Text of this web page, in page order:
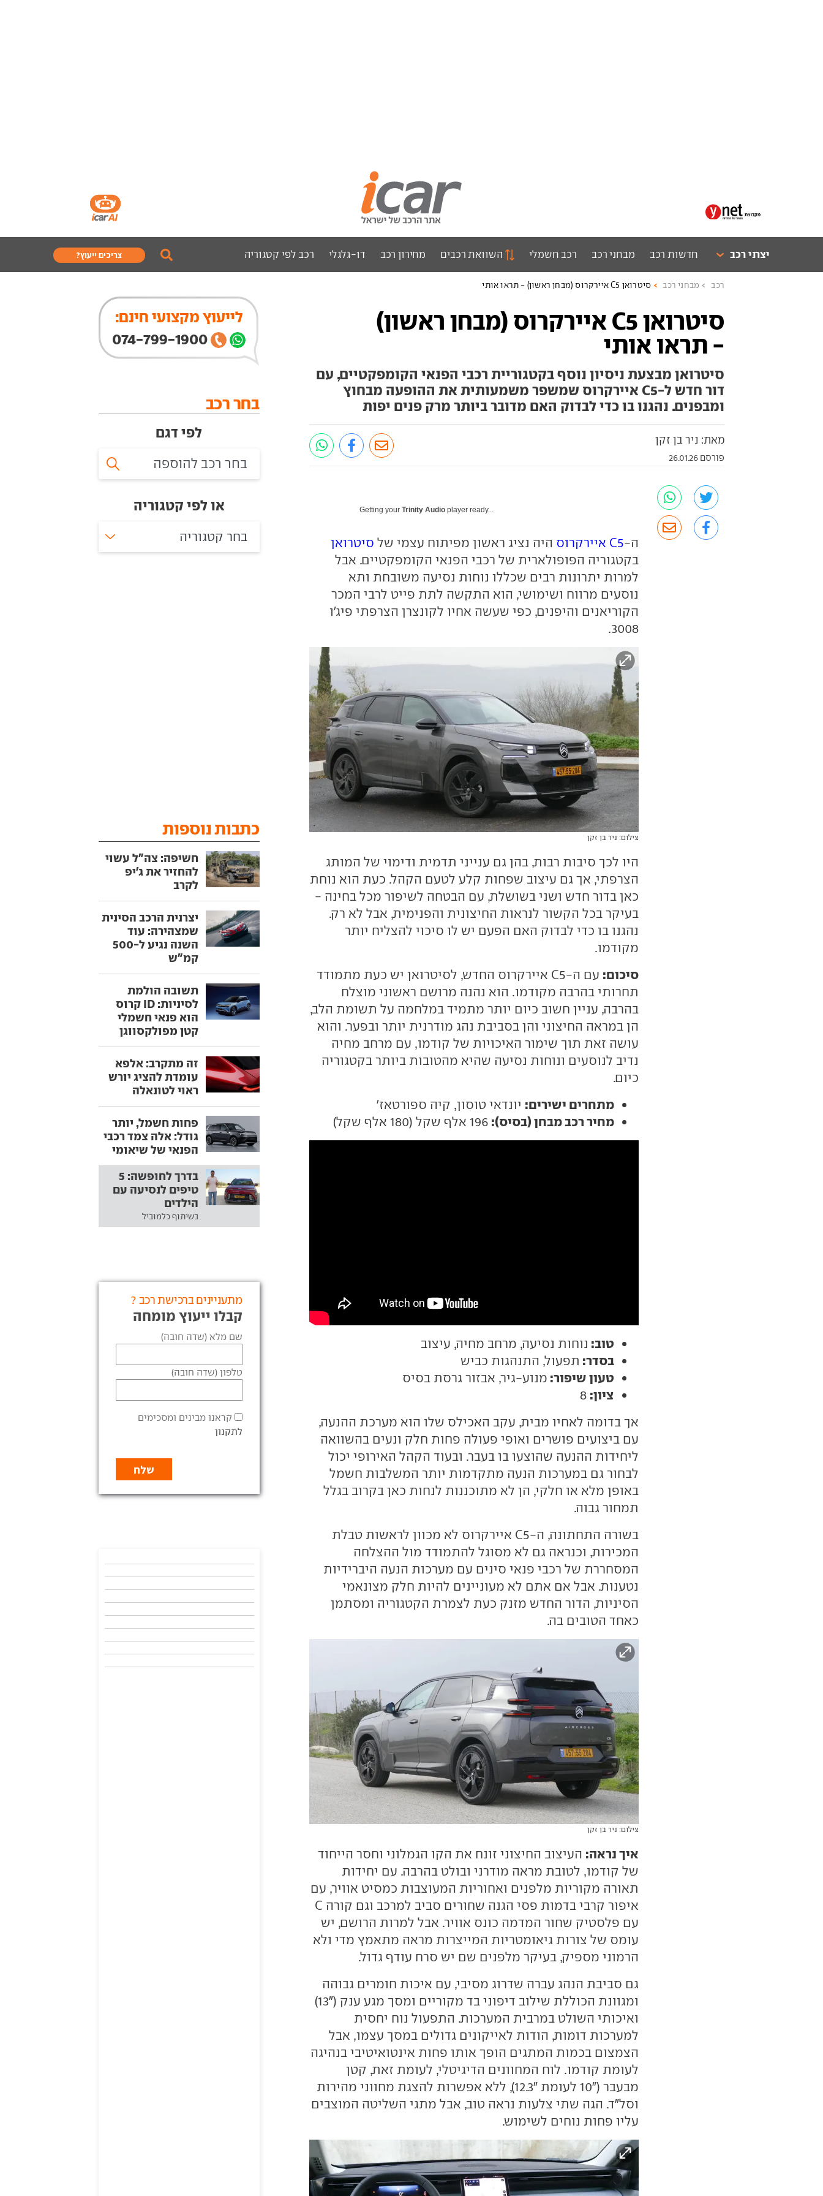
יצרני רכב חדשות רכב מבחני רכב רכב חשמלי השוואת רכבים מחירון רכב דו-גלגלי רכב לפי קטגוריה צריכים ייעוץ?
רכב מבחני רכב סיטרואן C5 איירקרוס (מבחן ראשון) - תראו אותי
סיטרואן C5 איירקרוס (מבחן ראשון)
- תראו אותי
סיטרואן מבצעת ניסיון נוסף בקטגוריית רכבי הפנאי הקומפקטיים, עם
דור חדש ל-C5 איירקרוס שמשפר משמעותית את ההופעה מבחוץ
ומבפנים. נהגנו בו כדי לבדוק האם מדובר ביותר מרק פנים יפות
מאת: ניר בן זקן
פורסם 26.01.26
Getting yourTrinity Audio player ready...
ה-C5 איירקרוס היה נציג ראשון מפיתוח עצמי של סיטרואן
בקטגוריה הפופולארית של רכבי הפנאי הקומפקטיים. אבל
למרות יתרונות רבים שכללו נוחות נסיעה משובחת ותא
נוסעים מרווח ושימושי, הוא התקשה לתת פייט לרבי המכר
הקוריאנים והיפנים, כפי שעשה אחיו לקונצרן הצרפתי פיג'ו
3008.
צילום: ניר בן זקן
היו לכך סיבות רבות, בהן גם ענייני תדמית ודימוי של המותג
הצרפתי, אך גם עיצוב שפחות קלע לטעם הקהל. כעת הוא נוחת
כאן בדור חדש ושני בשושלת, עם הבטחה לשיפור מכל בחינה -
בעיקר בכל הקשור לנראות החיצונית והפנימית, אבל לא רק.
נהגנו בו כדי לבדוק האם הפעם יש לו סיכוי להצליח יותר
מקודמו.
סיכום:
עם ה-C5 איירקרוס החדש, לסיטרואן יש כעת מתמודד
תחרותי בהרבה מקודמו. הוא נהנה מרושם ראשוני מוצלח
בהרבה, עניין חשוב כיום יותר מתמיד במלחמה על תשומת הלב,
הן במראה החיצוני והן בסביבת נהג מודרנית יותר ובפער. והוא
עושה זאת תוך שימור האיכויות של קודמו, עם מרחב מחיה
נדיב לנוסעים ונוחות נסיעה שהיא מהטובות ביותר בקטגוריה
כיום.
מתחרים ישירים: יונדאי טוסון, קיה ספורטאז'
מחיר רכב מבחן (בסיס):
טוב: נוחות נסיעה, מרחב מחיה, עיצוב
בסדר: תפעול, התנהגות כביש
טעון שיפור: מנוע-גיר, אבזור גרסת בסיס
ציון:
אך בדומה לאחיו מבית, עקב האכילס שלו הוא מערכת ההנעה,
עם ביצועים פושרים ואופי פעולה פחות חלק ונעים בהשוואה
ליחידות ההנעה שהוצעו בו בעבר. ובעוד הקהל האירופי יכול
לבחור גם במערכות הנעה מתקדמות יותר המשלבות חשמל
באופן מלא או חלקי, הן לא מתוכננות לנחות כאן בקרוב בגלל
תמחור גבוה.
בשורה התחתונה, ה-C5 איירקרוס לא מכוון לראשות טבלת
המכירות, וכנראה גם לא מסוגל להתמודד מול ההצלחה
המסחררת של רכבי פנאי סינים עם מערכות הנעה היברידיות
נטענות. אבל אם אתם לא מעוניינים להיות חלק מצונאמי
הסיניות, הדור החדש מזנק כעת לצמרת הקטגוריה ומסתמן
כאחד הטובים בה.
צילום: ניר בן זקן
איך נראה: העיצוב החיצוני זונח את הקו הגמלוני וחסר הייחוד
של קודמו, לטובת מראה מודרני ובולט בהרבה. עם יחידות
תאורה מקוריות מלפנים ואחוריות המעוצבות כמסיט אוויר, עם
איפור קרבי בדמות פסי הגנה שחורים סביב למרכב וגם קורה C
עם פלסטיק שחור המדמה כונס אוויר. אבל למרות הרושם, יש
עומס של צורות גיאומטריות המייצרות מראה מתאמץ מדי ולא
הרמוני מספיק, בעיקר מלפנים שם יש סרח עודף גדול.
גם סביבת הנהג עברה שדרוג מסיבי, עם איכות חומרים גבוהה
ומגוונת הכוללת שילוב דיפוני בד מקוריים ומסך מגע ענק ("13)
ואיכותי השולט במרבית המערכות. התפעול נוח יחסית
למערכות דומות, הודות לאייקונים גדולים במסך עצמו, אבל
הצמצום בכמות המתגים הופך אותו פחות אינטואיטיבי בנהיגה
לעומת קודמו. לוח המחוונים הדיגיטלי, לעומת זאת, קטן
מבעבר ("10 לעומת "12.3), ללא אפשרות להצגת מחווני מהירות
וסל"ד. הגה שתי צלעות נראה טוב, אבל מתגי השליטה המוצבים
עליו פחות נוחים לשימוש.
לייעוץ מקצועי חינם:
074-799-1900
בחר רכב
לפי דגם
או לפי קטגוריה
בחר קטגוריה
כתבות נוספות
חשיפה: צה"ל עשוי
להחזיר את ג'יפ
לקרב
יצרנית הרכב הסינית
שמצהירה: עוד
השנה נגיע ל-500
קמ"ש
תשובה הולמת
לסיניות: ID קרוס
הוא פנאי חשמלי
קטן מפולקסווגן
זה מתקרב: אלפא
עומדת להציג יורש
ראוי לטונאלה
פחות חשמל, יותר
גודל: אלה צמד רכבי
הפנאי של שיאומי
בדרך לחופשה: 5
טיפים לנסיעה עם
הילדים
בשיתוף כלמוביל
מתעניינים ברכישת רכב ?
קבלו ייעוץ מומחה
שם מלא (שדה חובה)
טלפון (שדה חובה)
קראנו מבינים ומסכימים
לתקנון